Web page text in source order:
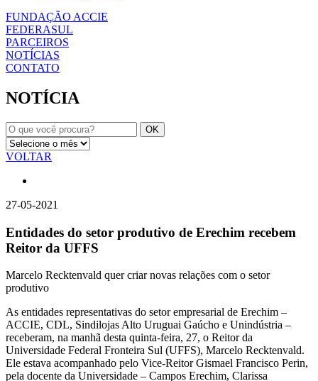
FUNDAÇÃO ACCIE
FEDERASUL
PARCEIROS
NOTÍCIAS
CONTATO
NOTÍCIA
VOLTAR
27-05-2021
Entidades do setor produtivo de Erechim recebem
Reitor da UFFS
Marcelo Recktenvald quer criar novas relações com o setor
produtivo
As entidades representativas do setor empresarial de Erechim –
ACCIE, CDL, Sindilojas Alto Uruguai Gaúcho e Unindústria –
receberam, na manhã desta quinta-feira, 27, o Reitor da
Universidade Federal Fronteira Sul (UFFS), Marcelo Recktenvald.
Ele estava acompanhado pelo Vice-Reitor Gismael Francisco Perin,
pela docente da Universidade – Campos Erechim, Clarissa